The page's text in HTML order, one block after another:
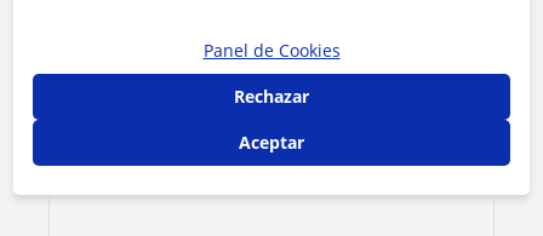
Panel de Cookies
Rechazar
Aceptar